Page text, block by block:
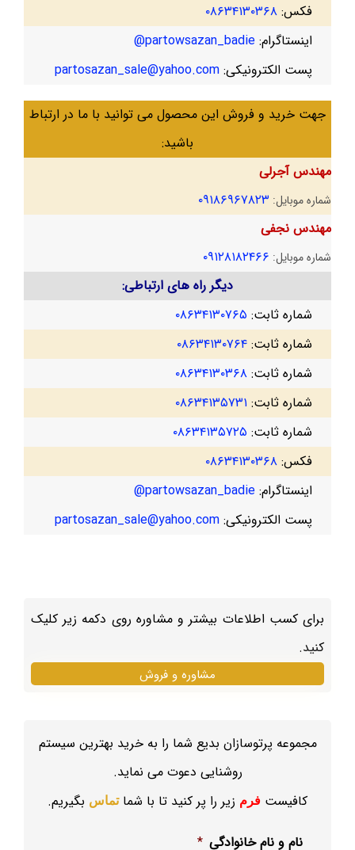
فکس: ۰۸۶۳۴۱۳۰۳۶۸
اینستاگرام: partowsazan_badie@
پست الکترونیکی: partosazan_sale@yahoo.com
جهت خرید و فروش این محصول می توانید با ما در ارتباط
باشید:
مهندس آجرلی
شماره موبایل: ۰۹۱۸۶۹۶۷۸۲۳
مهندس نجفی
شماره موبایل: ۰۹۱۲۸۱۸۲۴۶۶
دیگر راه های ارتباطی:
شماره ثابت: ۰۸۶۳۴۱۳۰۷۶۵
شماره ثابت: ۰۸۶۳۴۱۳۰۷۶۴
شماره ثابت: ۰۸۶۳۴۱۳۰۳۶۸
شماره ثابت: ۰۸۶۳۴۱۳۵۷۳۱
شماره ثابت: ۰۸۶۳۴۱۳۵۷۲۵
فکس: ۰۸۶۳۴۱۳۰۳۶۸
اینستاگرام: partowsazan_badie@
پست الکترونیکی: partosazan_sale@yahoo.com
برای کسب اطلاعات بیشتر و مشاوره روی دکمه زیر کلیک
کنید.
مشاوره و فروش
مجموعه پرتوسازان بدیع شما را به خرید بهترین سیستم
روشنایی دعوت می نماید.
کافیست فرم زیر را پر کنید تا با شماتماس بگیریم.
نام و نام خانوادگی *